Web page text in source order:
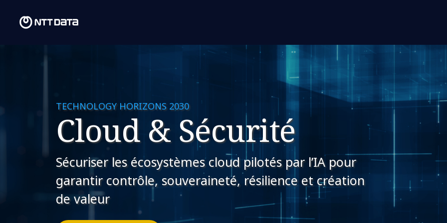
TECHNOLOGY HORIZONS 2030
Cloud & Sécurité
Sécuriser les écosystèmes cloud pilotés par l’IA pour
garantir contrôle, souveraineté, résilience et création
de valeur